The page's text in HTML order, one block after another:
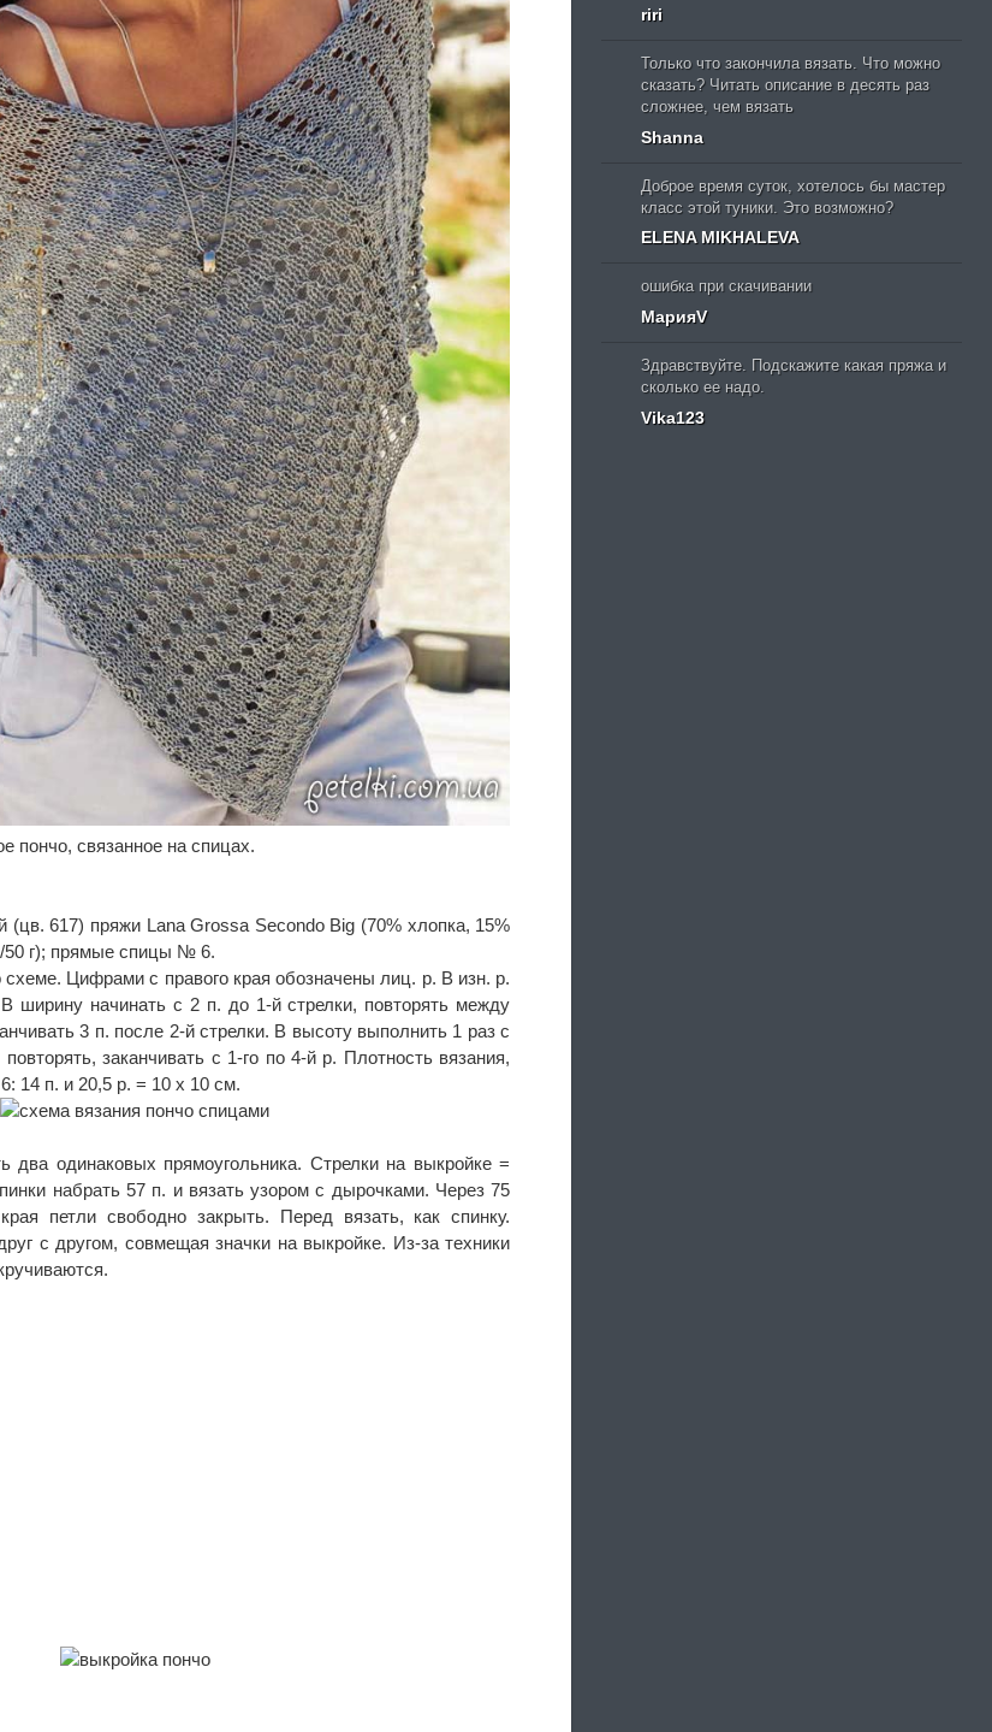
пончо, связанное на спицах.
(цв. 617) пряжи Lana Grossa Secondo Big (70% хлопка, 15%
50 г); прямые спицы № 6.
Цифрами с правого края обозначены лиц. р. В изн. р.
ширину начинать с 2 п. до 1-й стрелки, повторять между
3 п. после 2-й стрелки. В высоту выполнить 1 раз с
заканчивать с 1-го по 4-й р. Плотность вязания,
14 п. и 20,5 р. = 10 х 10 см.
два одинаковых прямоугольника. Стрелки на выкройке =
набрать 57 п. и вязать узором с дырочками. Через 75
петли свободно закрыть. Перед вязать, как спинку.
с другом, совмещая значки на выкройке. Из-за техники
riri
Только что закончила вязать. Что можно
сказать? Читать описание в десять раз
сложнее, чем вязать
Shanna
Доброе время суток, хотелось бы мастер
класс этой туники. Это возможно?
ELENA MIKHALEVA
ошибка при скачивании
МарияV
Здравствуйте. Подскажите какая пряжа и
сколько ее надо.
Vika123